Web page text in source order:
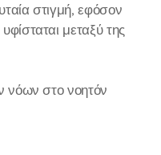
στιγμή, εφόσον
μεταξύ της
νόων στο νοητόν